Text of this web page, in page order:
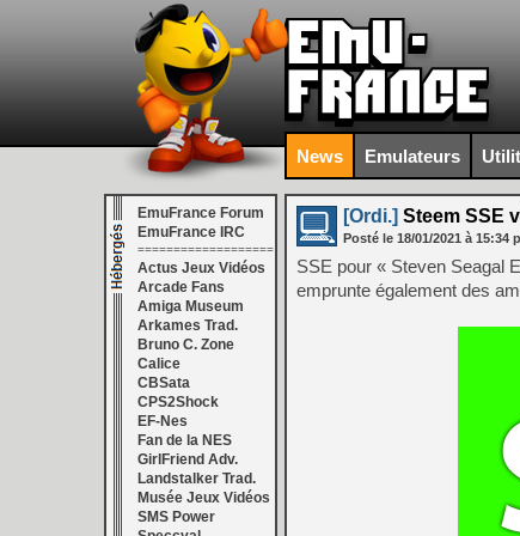
News Emulateurs
EmuFrance Forum
EmuFrance IRC
===================
Actus Jeux Vidéos
Arcade Fans
Amiga Museum
Arkames Trad.
Bruno C. Zone
Calice
CBSata
CPS2Shock
EF-Nes
Fan de la NES
GirlFriend Adv.
Landstalker Trad.
Musée Jeux Vidéos
SMS Power
[Ordi.] Steem SSE
Posté le 18/01/2021 à 15:34
SSE pour « Steven Seagal
emprunte également des